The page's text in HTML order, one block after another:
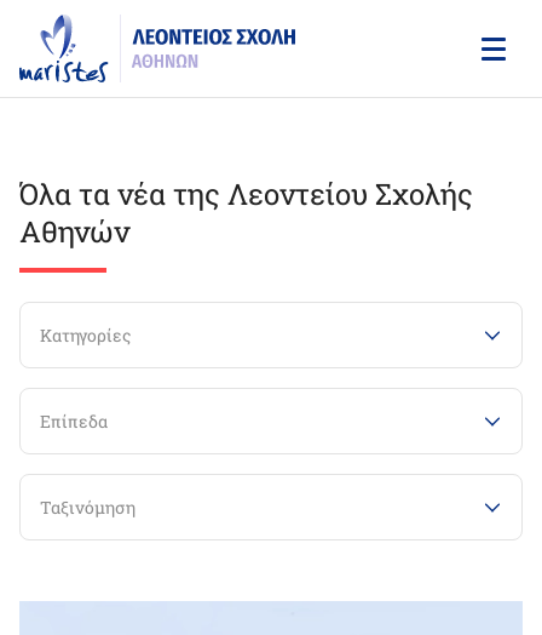
main
content
Όλα τα νέα της Λεοντείου Σχολής
Αθηνών
Κατηγορίες
Επίπεδα
Ταξινόμηση